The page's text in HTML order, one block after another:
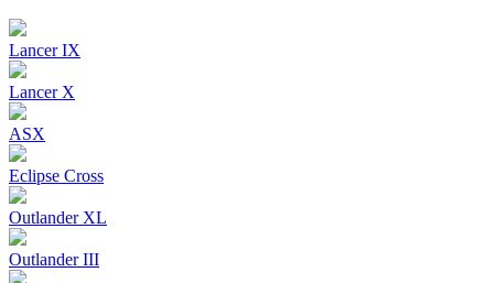
Lancer IX
Lancer X
ASX
Eclipse Cross
Outlander XL
Outlander III